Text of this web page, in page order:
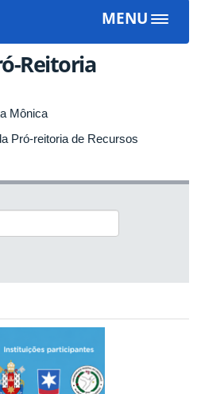
MENU
Toggle
Reitoria
Pró-reitoria de Recursos